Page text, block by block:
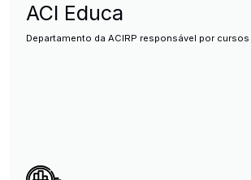
ACI Educa
Departamento da ACIRP responsável por